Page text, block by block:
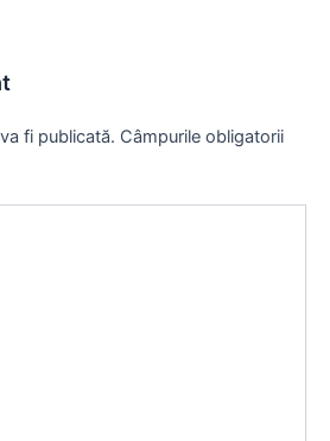
fi publicată. Câmpurile obligatorii